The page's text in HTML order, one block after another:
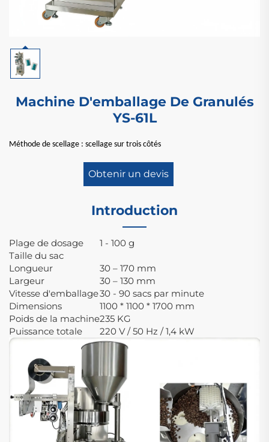
Machine D'emballage De Granulés
YS-61L
Méthode de scellage : scellage sur trois côtés
Obtenir un devis
Introduction
Plage de dosage
1 - 100 g
Taille du sac
Longueur
30 – 170 mm
Largeur
30 – 130 mm
Vitesse d'emballage30 - 90 sacs par minute
Dimensions
1100 * 1100 * 1700 mm
Poids de la machine235 KG
Puissance totale
220 V / 50 Hz / 1,4 kW